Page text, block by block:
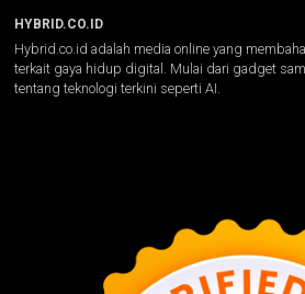
HYBRID.CO.ID
Hybrid.co.id adalah media online yang
terkait gaya hidup digital. Mulai dari gadget
tentang teknologi terkini seperti AI.